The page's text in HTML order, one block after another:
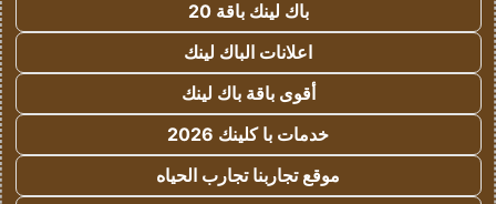
باك لينك باقة 20
اعلانات الباك لينك
أقوى باقة باك لينك
خدمات با كلينك 2026
موقع تجاربنا تجارب الحياه